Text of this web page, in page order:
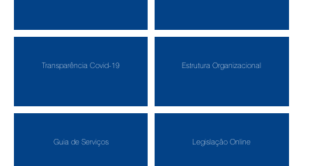
Transparência Covid-19 Estrutura Organizacional
Guia de Serviços Legislação Online